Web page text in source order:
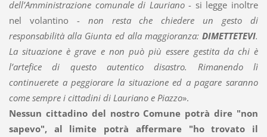
dell’Amministrazione comunale di Lauriano- si legge inoltre
nel volantino - non resta che chiedere un gesto di
responsabilità alla Giunta ed alla maggioranza:DIMETTETEVI.
La situazione è grave e non può più essere gestita da chi è
l’artefice di questo autentico disastro. Rimanendo lì
continuerete a peggiorare la situazione ed a pagare saranno
come sempre i cittadini di Lauriano e Piazzo».
Nessun cittadino del nostro Comune potrà dire "non
sapevo", al limite potrà affermare "ho trovato il